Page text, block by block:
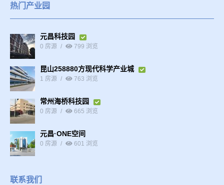
热门产业园
元昌科技园
0 房源 799 浏览
昆山258880方现代科学产业城
1 房源 763 浏览
常州海桥科技园
0 房源 665 浏览
元昌·ONE空间
0 房源 601 浏览
联系我们